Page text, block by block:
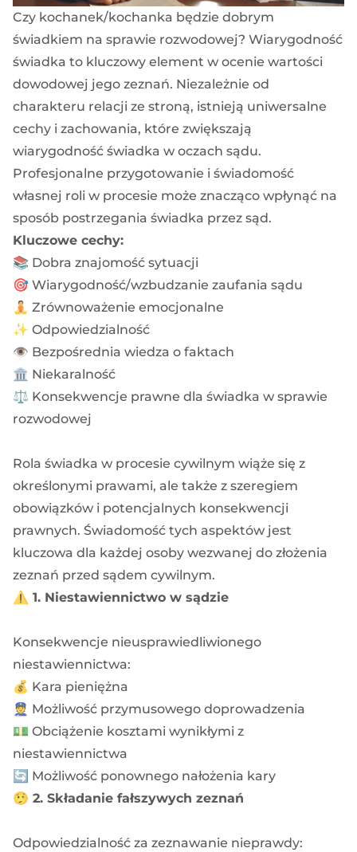
Czy kochanek/kochanka będzie dobrym
świadkiem na sprawie rozwodowej? Wiarygodność
świadka to kluczowy element w ocenie wartości
dowodowej jego zeznań. Niezależnie od
charakteru relacji ze stroną, istnieją uniwersalne
cechy i zachowania, które zwiększają
wiarygodność świadka w oczach sądu.
Profesjonalne przygotowanie i świadomość
własnej roli w procesie może znacząco wpłynąć na
sposób postrzegania świadka przez sąd.
Kluczowe cechy:
📚 Dobra znajomość sytuacji
🎯 Wiarygodność/wzbudzanie zaufania sądu
🧘 Zrównoważenie emocjonalne
✨ Odpowiedzialność
👁️ Bezpośrednia wiedza o faktach
🏛️ Niekaralność
⚖️ Konsekwencje prawne dla świadka w sprawie
rozwodowej
Rola świadka w procesie cywilnym wiąże się z
określonymi prawami, ale także z szeregiem
obowiązków i potencjalnych konsekwencji
prawnych. Świadomość tych aspektów jest
kluczowa dla każdej osoby wezwanej do złożenia
zeznań przed sądem cywilnym.
⚠️ 1. Niestawiennictwo w sądzie
Konsekwencje nieusprawiedliwionego
niestawiennictwa:
💰 Kara pieniężna
👮 Możliwość przymusowego doprowadzenia
💵 Obciążenie kosztami wynikłymi z
niestawiennictwa
🔄 Możliwość ponownego nałożenia kary
🤥 2. Składanie fałszywych zeznań
Odpowiedzialność za zeznawanie nieprawdy: